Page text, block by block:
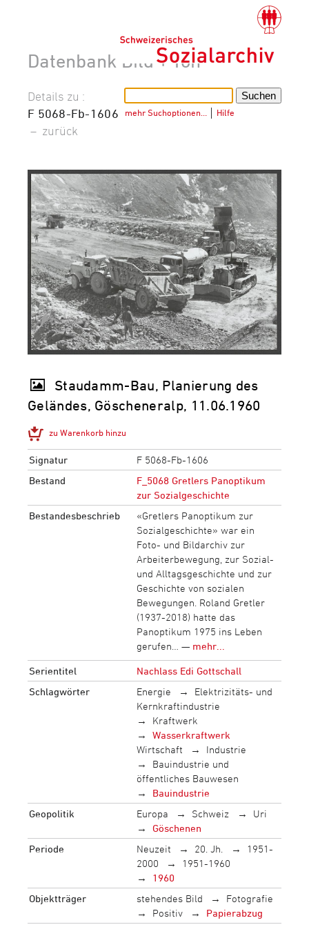
Datenbank Bild + Ton
mehr Suchoptionen… Hilfe
Details zu :
F 5068-Fb-1606
– zurück
Staudamm-Bau, Planierung des
Geländes, Göscheneralp, 11.06.1960
zu Warenkorb hinzu
Signatur
F 5068-Fb-1606
Bestand
F_5068 Gretlers Panoptikum
zur Sozialgeschichte
Bestandesbeschrieb
«Gretlers Panoptikum zur
Sozialgeschichte» war ein
Foto- und Bildarchiv zur
Arbeiterbewegung, zur Sozial-
und Alltagsgeschichte und zur
Geschichte von sozialen
Bewegungen. Roland Gretler
(1937-2018) hatte das
Panoptikum 1975 ins Leben
gerufen… — mehr...
Serientitel
Nachlass Edi Gottschall
Schlagwörter
Energie
Elektrizitäts- und
Kernkraftindustrie
Kraftwerk
Wasserkraftwerk
Wirtschaft
Industrie
Bauindustrie und
öffentliches Bauwesen
Bauindustrie
Geopolitik
Europa Schweiz
Uri
Göschenen
Periode
Neuzeit 20. Jh.
1951-
2000
1951-1960
1960
Objektträger
stehendes Bild
Fotografie
Positiv
Papierabzug